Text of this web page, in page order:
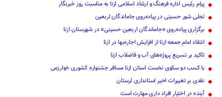
پیام رئیس اداره فرهنگ و ارشاد اسلامی ازنا به مناسبت روز خبرنگار
تجلی شور حسینی در پیاده‌روی جاماندگان اربعین
برگزاری پیاده‌روی «جاماندگان اربعین حسینی» در شهرستان ازنا
انتقاد امام جمعه ازنا از افزایش اجاره‌بها در ازنا
تاکید بر تسریع پروژه‌های آب و فاضلاب ازنا
با کسب دو سکوی نخست استان ازنا مسافر جشنواره کشوری خوارزمی
نقدی بر تغییرات اخیر استانداری لرستان
آینده در اختیار افراد داری مهارت است